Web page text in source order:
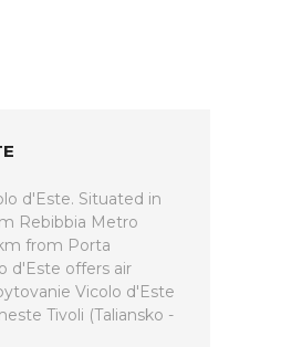
d'Este. Situated in
Rebibbia Metro
from Porta
d'Este offers air
Vicolo d'Este
Tivoli (Taliansko -